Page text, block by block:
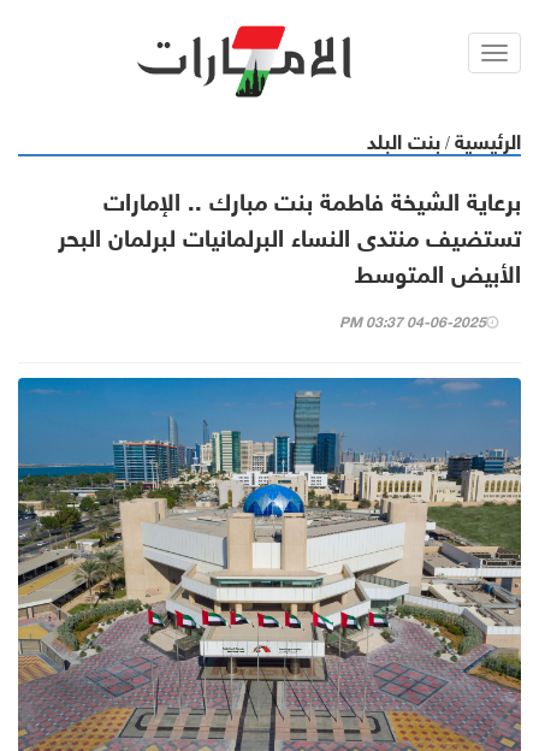
Toggl
الرئيسية / بنت البلد
برعاية الشيخة فاطمة بنت مبارك .. الإمارات
تستضيف منتدى النساء البرلمانيات لبرلمان البحر
الأبيض المتوسط
04-06-2025 03:37 PM